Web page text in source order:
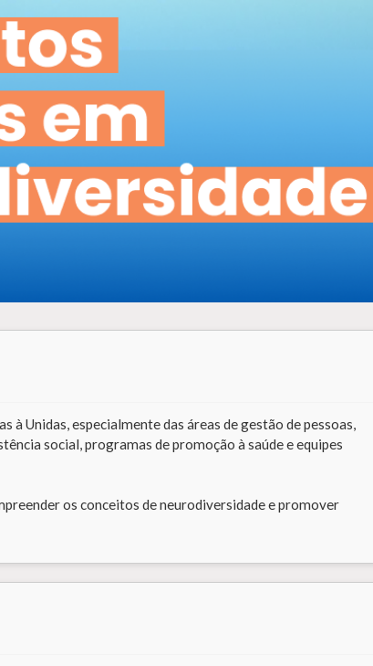
Unidas, especialmente das áreas de gestão de pessoas,
social, programas de promoção à saúde e equipes
os conceitos de neurodiversidade e promover